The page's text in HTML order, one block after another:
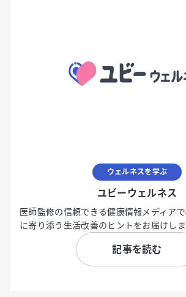
ウェルネスを学ぶ
ユビーウェルネス
医師監修の信頼できる健康情報メディア
に寄り添う生活改善のヒントをお届けしま
記事を読む